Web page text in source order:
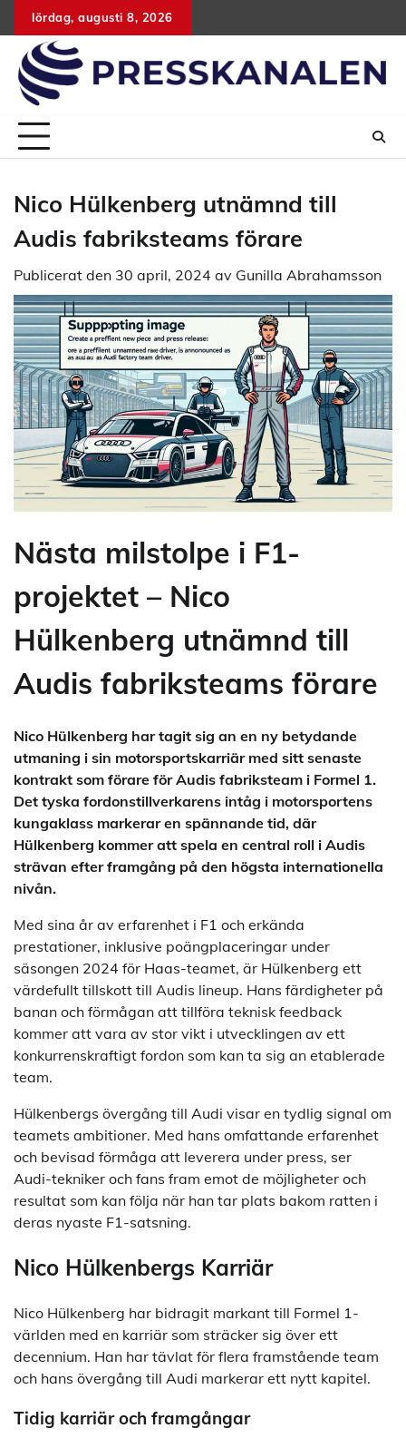
Hoppa
till
innehåll
lördag, augusti 8, 2026
Nico Hülkenberg utnämnd till
Audis fabriksteams förare
Publicerat den 30 april, 2024 av Gunilla Abrahamsson
Nästa milstolpe i F1-
projektet – Nico
Hülkenberg utnämnd till
Audis fabriksteams förare
Nico Hülkenberg har tagit sig an en ny betydande
utmaning i sin motorsportskarriär med sitt senaste
kontrakt som förare för Audis fabriksteam i Formel 1.
Det tyska fordonstillverkarens intåg i motorsportens
kungaklass markerar en spännande tid, där
Hülkenberg kommer att spela en central roll i Audis
strävan efter framgång på den högsta internationella
nivån.
Med sina år av erfarenhet i F1 och erkända
prestationer, inklusive poängplaceringar under
säsongen 2024 för Haas-teamet, är Hülkenberg ett
värdefullt tillskott till Audis lineup. Hans färdigheter på
banan och förmågan att tillföra teknisk feedback
kommer att vara av stor vikt i utvecklingen av ett
konkurrenskraftigt fordon som kan ta sig an etablerade
team.
Hülkenbergs övergång till Audi visar en tydlig signal om
teamets ambitioner. Med hans omfattande erfarenhet
och bevisad förmåga att leverera under press, ser
Audi-tekniker och fans fram emot de möjligheter och
resultat som kan följa när han tar plats bakom ratten i
deras nyaste F1-satsning.
Nico Hülkenbergs Karriär
Nico Hülkenberg har bidragit markant till Formel 1-
världen med en karriär som sträcker sig över ett
decennium. Han har tävlat för flera framstående team
och hans övergång till Audi markerar ett nytt kapitel.
Tidig karriär och framgångar